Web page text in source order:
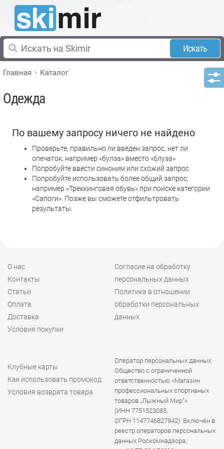
Искать
Главная Каталог
Одежда
По вашему запросу ничего не найдено
Проверьте, правильно ли введен запрос, нет ли
опечаток, например «булза» вместо «блуза»
Попробуйте ввести синоним или схожий запрос
Попробуйте использовать более общий запрос,
например «Треккинговая обувь» при поиске категории
«Сапоги». Позже вы сможете отфильтровать
результаты.
О нас
Контакты
Статьи
Оплата
Доставка
Условия покупки
Согласие на обработку
персональных данных
Политика в отношении
обработки персональных
данных
Клубные карты
Как использовать промокод
Условия возврата товара
Оператор персональных данных:
Общество с ограниченной
ответственностью «Магазин
профессиональных спортивных
товаров „Лыжный Мир“»
(ИНН 7751523085,
ОГРН 1147746827942). Включён в
реестр операторов персональных
данных Роскомнадзора,